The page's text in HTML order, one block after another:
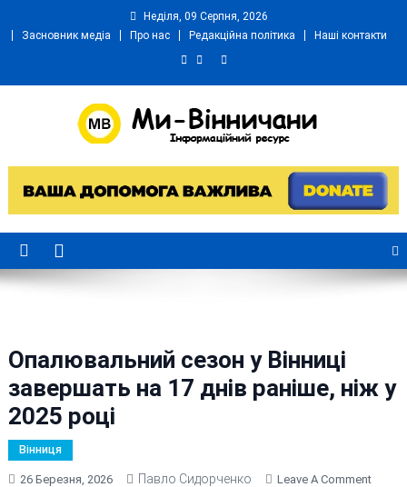
Неділя, 09 Серпня, 2026
Засновник медіа
Про нас Редакційна політика Наші контакти
Ми Вінничани
Опалювальний сезон у Вінниці
завершать на 17 днів раніше, ніж у
2025 році
Вінниця
26 Березня, 2026 Павло Сидорченко Leave A CommentOn